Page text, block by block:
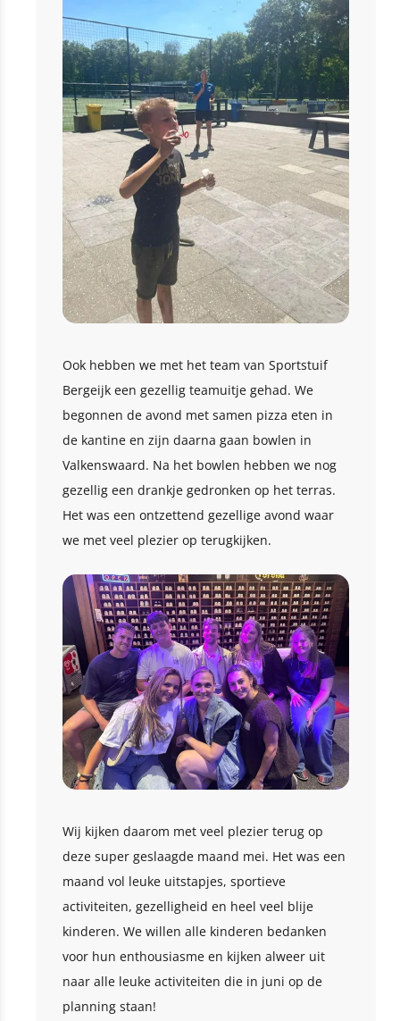
Ook hebben we met het team van Sportstuif
Bergeijk een gezellig teamuitje gehad. We
begonnen de avond met samen pizza eten in
de kantine en zijn daarna gaan bowlen in
Valkenswaard. Na het bowlen hebben we nog
gezellig een drankje gedronken op het terras.
Het was een ontzettend gezellige avond waar
we met veel plezier op terugkijken.
Wij kijken daarom met veel plezier terug op
deze super geslaagde maand mei. Het was een
maand vol leuke uitstapjes, sportieve
activiteiten, gezelligheid en heel veel blije
kinderen. We willen alle kinderen bedanken
voor hun enthousiasme en kijken alweer uit
naar alle leuke activiteiten die in juni op de
planning staan!